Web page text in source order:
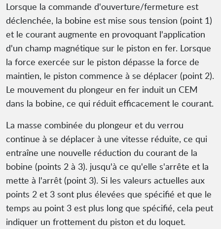
Lorsque la commande d'ouverture/fermeture est
déclenchée, la bobine est mise sous tension (point 1)
et le courant augmente en provoquant l'application
d'un champ magnétique sur le piston en fer. Lorsque
la force exercée sur le piston dépasse la force de
maintien, le piston commence à se déplacer (point 2).
Le mouvement du plongeur en fer induit un CEM
dans la bobine, ce qui réduit efficacement le courant.
La masse combinée du plongeur et du verrou
continue à se déplacer à une vitesse réduite, ce qui
entraîne une nouvelle réduction du courant de la
bobine (points 2 à 3). jusqu'à ce qu'elle s'arrête et la
mette à l'arrêt (point 3). Si les valeurs actuelles aux
points 2 et 3 sont plus élevées que spécifié et que le
temps au point 3 est plus long que spécifié, cela peut
indiquer un frottement du piston et du loquet.